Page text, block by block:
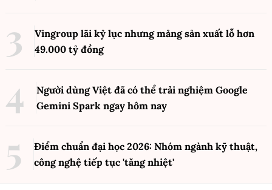
Vingroup lãi kỷ lục nhưng mảng sản xuất lỗ hơn
49.000 tỷ đồng
Người dùng Việt đã có thể trải nghiệm Google
Gemini Spark ngay hôm nay
Điểm chuẩn đại học 2026: Nhóm ngành kỹ thuật,
công nghệ tiếp tục 'tăng nhiệt'